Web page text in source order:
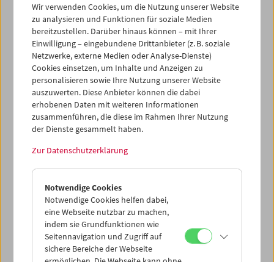
05
06 07 08 09 10 11
iCalender
Programmheft-PDF
English language or subtitles
< Vorherige Woche
Mo 15.3.
Di 16.3.
Mi 17.3.
Wir verwenden Cookies, um die Nutzung unserer Website
zu analysieren und Funktionen für soziale Medien
bereitzustellen. Darüber hinaus können – mit Ihrer
Einwilligung – eingebundene Drittanbieter (z. B. soziale
Netzwerke, externe Medien oder Analyse-Dienste)
Cookies einsetzen, um Inhalte und Anzeigen zu
personalisieren sowie Ihre Nutzung unserer Website
auszuwerten. Diese Anbieter können die dabei
erhobenen Daten mit weiteren Informationen
zusammenführen, die diese im Rahmen Ihrer Nutzung
der Dienste gesammelt haben.
Zur Datenschutzerklärung
Notwendige Cookies
Notwendige Cookies helfen dabei,
eine Webseite nutzbar zu machen,
indem sie Grundfunktionen wie
Seitennavigation und Zugriff auf
sichere Bereiche der Webseite